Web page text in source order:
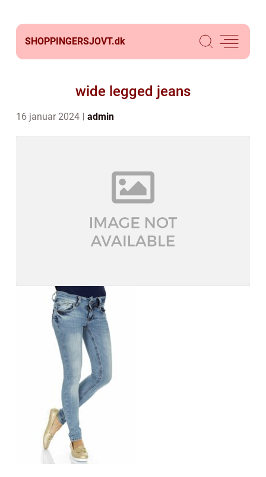
SHOPPINGERSJOVT.dk
wide legged jeans
16 januar 2024 admin